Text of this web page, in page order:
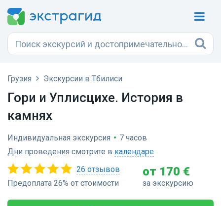
Грузия Экскурсии в Тбилиси
Гори и Уплисцихе. История в
камнях
Индивидуальная экскурсия • 7 часов
Дни проведения смотрите в календаре
26 отзывов
Предоплата 26% от стоимости
от 170 €
за экскурсию